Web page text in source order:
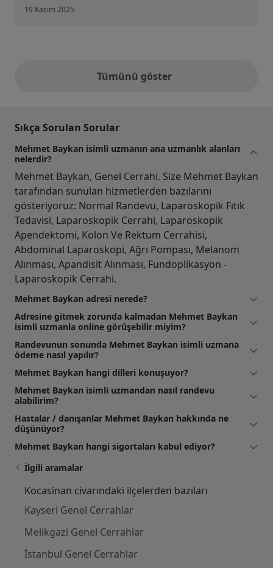
19 Kasım 2025
Tümünü gösteryukarıdaki görüşler
Sıkça Sorulan Sorular
Mehmet Baykan isimli uzmanın ana uzmanlık alanları
nelerdir?
Mehmet Baykan, Genel Cerrahi. Size Mehmet Baykan
tarafından sunulan hizmetlerden bazılarını
gösteriyoruz: Normal Randevu, Laparoskopik Fıtık
Tedavisi, Laparoskopik Cerrahi, Laparoskopik
Apendektomi, Kolon Ve Rektum Cerrahisi,
Abdominal Laparoskopi, Ağrı Pompası, Melanom
Alınması, Apandisit Alınması, Fundoplikasyon -
Laparoskopik Cerrahi.
Mehmet Baykan adresi nerede?
Adresine gitmek zorunda kalmadan Mehmet Baykan
isimli uzmanla online görüşebilir miyim?
Randevunun sonunda Mehmet Baykan isimli uzmana
ödeme nasıl yapılır?
Mehmet Baykan hangi dilleri konuşuyor?
Mehmet Baykan isimli uzmandan nasıl randevu
alabilirim?
Hastalar / danışanlar Mehmet Baykan hakkında ne
düşünüyor?
Mehmet Baykan hangi sigortaları kabul ediyor?
İlgili aramalar
Kocasinan civarındaki ilçelerden bazıları
Kayseri Genel Cerrahlar
Melikgazi Genel Cerrahlar
İstanbul Genel Cerrahlar